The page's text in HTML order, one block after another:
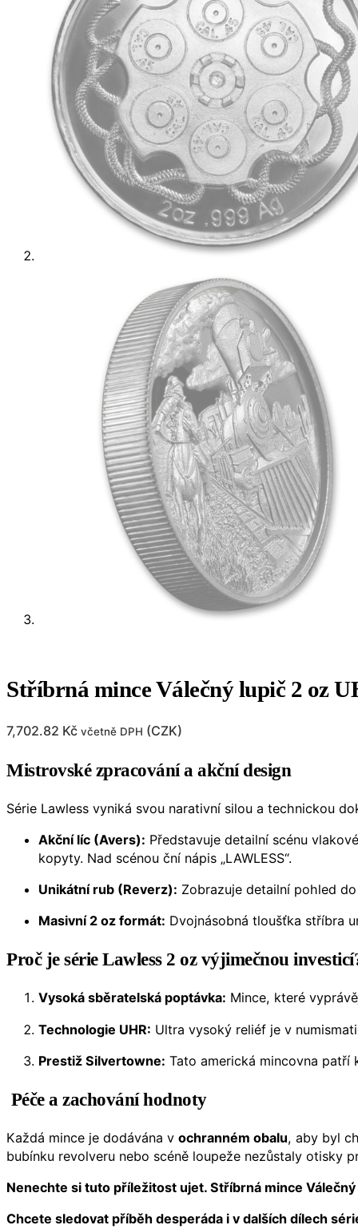
Stříbrná mince Válečný lupič 2 oz
7,702.82 Kč včetně DPH (CZK)
Mistrovské zpracování a akční design
Série Lawless vyniká svou narativní silou a technickou
Akční líc (Avers): Představuje detailní scénu
kopyty. Nad scénou ční nápis „LAWLESS“.
Unikátní rub (Reverz): Zobrazuje detailní pohled
Masivní 2 oz formát: Dvojnásobná tloušťka stříbra
Proč je série Lawless 2 oz výjimečnou
Vysoká sběratelská poptávka: Mince, které
Technologie UHR: Ultra vysoký reliéf je v
Prestiž Silvertowne: Tato americká mincovna
Péče a zachování hodnoty
Každá mince je dodávána v ochranném obalu, aby byl
bubínku revolveru nebo scéně loupeže nezůstaly otisky
Nenechte si tuto příležitost ujet. Stříbrná mince
Chcete sledovat příběh desperáda i v dalších dílech